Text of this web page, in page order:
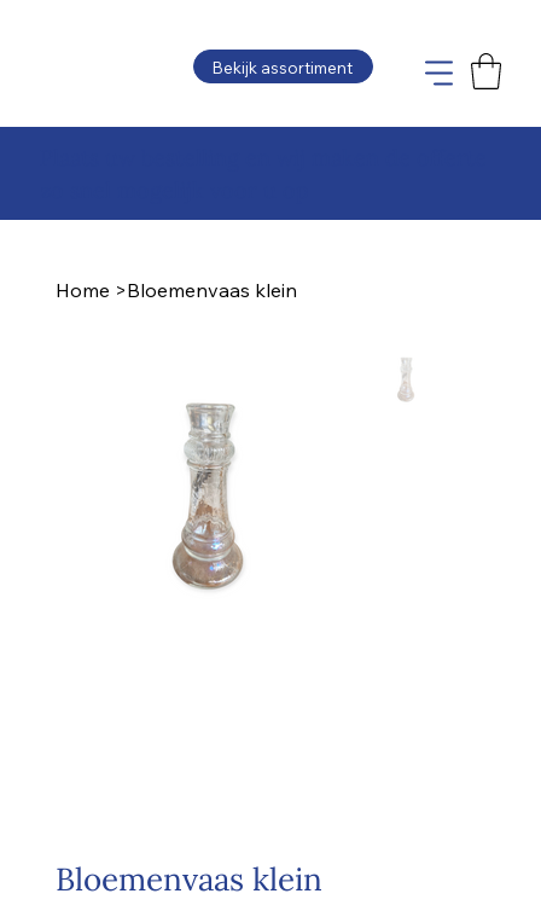
Bekijk assortiment
Home >Bloemenvaas klein
Bloemenvaas klein